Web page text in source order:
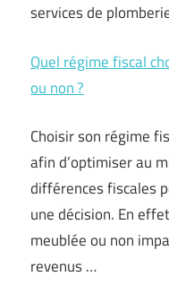
services de
Quel régime fiscal
ou non ?
Choisir son régime
afin d’optimiser au
différences fiscales
une décision. En
meublée ou non
revenus …